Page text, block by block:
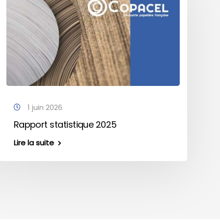
1 juin 2026
Rapport statistique 2025
Lire la suite